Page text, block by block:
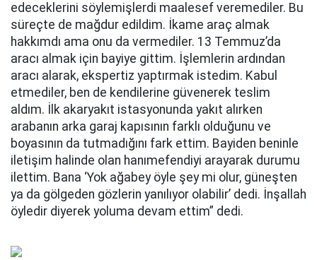
edeceklerini söylemişlerdi maalesef veremediler. Bu
süreçte de mağdur edildim. İkame araç almak
hakkımdı ama onu da vermediler. 13 Temmuz’da
aracı almak için bayiye gittim. İşlemlerin ardından
aracı alarak, ekspertiz yaptırmak istedim. Kabul
etmediler, ben de kendilerine güvenerek teslim
aldım. İlk akaryakıt istasyonunda yakıt alırken
arabanın arka garaj kapısının farklı olduğunu ve
boyasının da tutmadığını fark ettim. Bayiden beninle
iletişim halinde olan hanımefendiyi arayarak durumu
ilettim. Bana ‘Yok ağabey öyle şey mi olur, güneşten
ya da gölgeden gözlerin yanılıyor olabilir’ dedi. İnşallah
öyledir diyerek yoluma devam ettim” dedi.